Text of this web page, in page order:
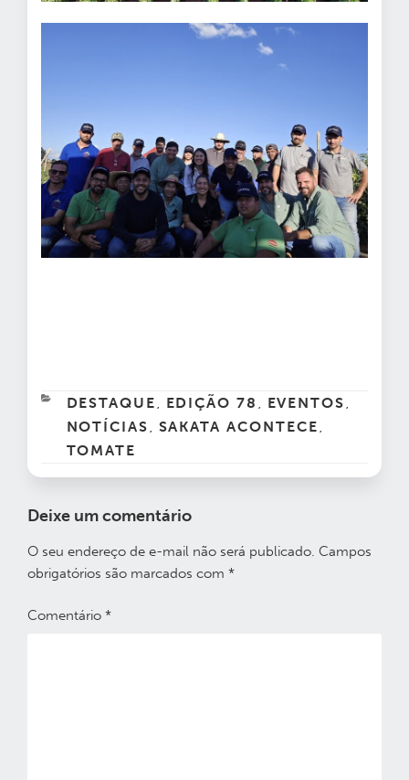
CATEGORIAS
DESTAQUE , EDIÇÃO 78 , EVENTOS ,
NOTÍCIAS , SAKATA ACONTECE ,
TOMATE
Deixe um comentário
O seu endereço de e-mail não será publicado. Campos
obrigatórios são marcados com *
Comentário *